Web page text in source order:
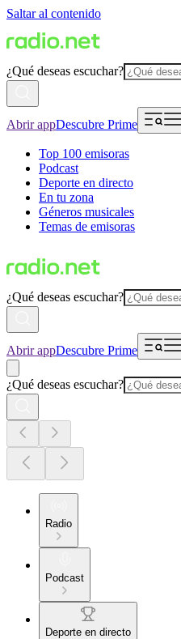
Saltar al contenido
¿Qué deseas escuchar?
Abrir appDescubre Prime
Top 100 emisoras
Podcast
Deporte en directo
En tu zona
Géneros musicales
Temas de emisoras
¿Qué deseas escuchar?
Abrir appDescubre Prime
¿Qué deseas escuchar?
Radio
Podcast
Deporte en directo